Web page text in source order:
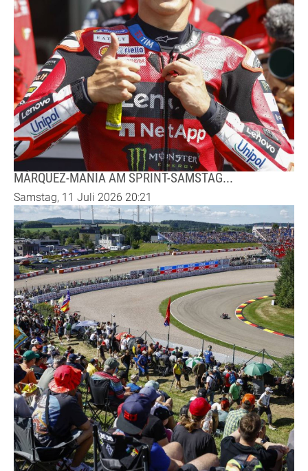
MÁRQUEZ-MANIA AM SPRINT-SAMSTAG...
Samstag, 11 Juli 2026 20:21